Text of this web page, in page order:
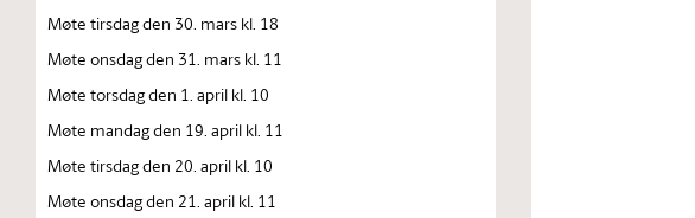
Møte tirsdag den 30. mars kl. 18
Møte onsdag den 31. mars kl. 11
Møte torsdag den 1. april kl. 10
Møte mandag den 19. april kl. 11
Møte tirsdag den 20. april kl. 10
Møte onsdag den 21. april kl. 11